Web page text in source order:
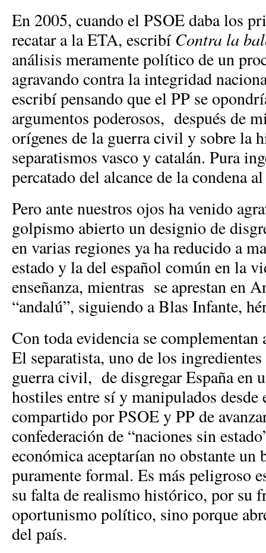
En 2005, cuando el PSOE daba los
recatar a la ETA, escribí Contra la
análisis meramente político de un
agravando contra la integridad
escribí pensando que el PP se
argumentos poderosos, después de
orígenes de la guerra civil y sobre la
separatismos vasco y catalán. Pura
percatado del alcance de la condena
Pero ante nuestros ojos ha venido
golpismo abierto un designio de
en varias regiones ya ha reducido a
estado y la del español común en la
enseñanza, mientras se aprestan en
“andalú”, siguiendo a Blas Infante,
Con toda evidencia se
El separatista, uno de los
guerra civil, de disgregar España en
hostiles entre sí y manipulados
compartido por PSOE y PP de
confederación de “naciones sin
económica aceptarían no obstante un
puramente formal. Es más peligroso
su falta de realismo histórico, por su
oportunismo político, sino porque
del país.